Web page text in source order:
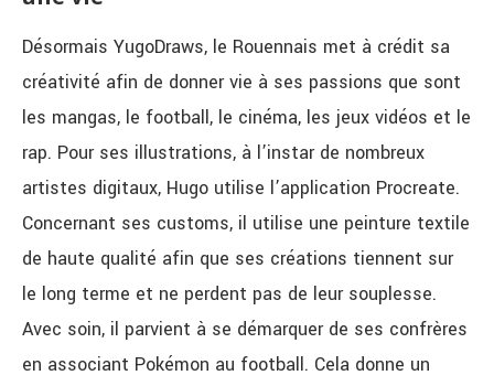
Désormais YugoDraws, le Rouennais met à crédit sa
créativité afin de donner vie à ses passions que sont
les mangas, le football, le cinéma, les jeux vidéos et le
rap. Pour ses illustrations, à l’instar de nombreux
artistes digitaux, Hugo utilise l’application Procreate.
Concernant ses customs, il utilise une peinture textile
de haute qualité afin que ses créations tiennent sur
le long terme et ne perdent pas de leur souplesse.
Avec soin, il parvient à se démarquer de ses confrères
en associant Pokémon au football. Cela donne un